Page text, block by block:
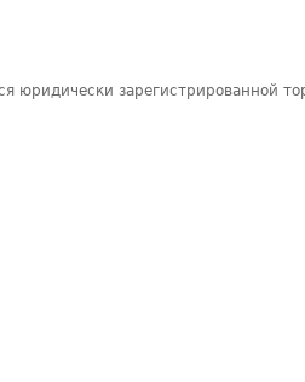
юридически зарегистрированной